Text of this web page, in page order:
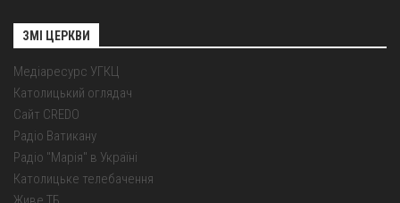
ЗМІ ЦЕРКВИ
Медіаресурс УГКЦ
Католицький оглядач
Сайт CREDO
Радіо Ватикану
Радіо "Марія" в Україні
Католицьке телебачення